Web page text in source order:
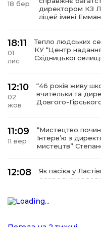
18 бер
директором КЗ
ліцей імені
18:11
01
лис
Тепло людських
КУ “Центр
Східницької
12:10
02
жов
“46 років живу
вчительки та
Довгого-
11:09
11 вер
“Мистецтво
Інтерв’ю з
мистецтв”
12:08
Як пасіка у
осередком
“Респект — Гаївка”